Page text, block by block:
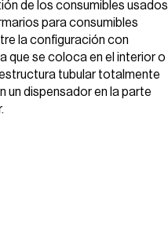
de los consumibles usados
para consumibles
la configuración con
que se coloca en el interior o
tubular totalmente
un dispensador en la parte